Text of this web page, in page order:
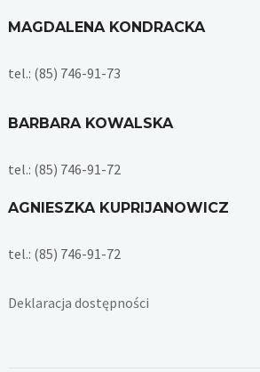
MAGDALENA KONDRACKA
tel.: (85) 746-91-73
BARBARA KOWALSKA
tel.: (85) 746-91-72
AGNIESZKA KUPRIJANOWICZ
tel.: (85) 746-91-72
Deklaracja dostępności